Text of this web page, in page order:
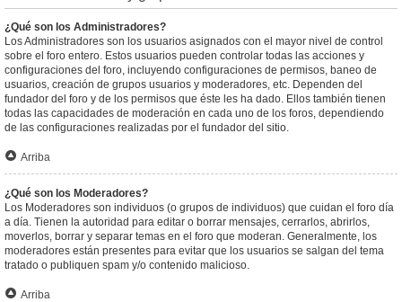
¿Qué son los Administradores?
Los Administradores son los usuarios asignados con el mayor nivel de control
sobre el foro entero. Estos usuarios pueden controlar todas las acciones y
configuraciones del foro, incluyendo configuraciones de permisos, baneo de
usuarios, creación de grupos usuarios y moderadores, etc. Dependen del
fundador del foro y de los permisos que éste les ha dado. Ellos también tienen
todas las capacidades de moderación en cada uno de los foros, dependiendo
de las configuraciones realizadas por el fundador del sitio.
Arriba
¿Qué son los Moderadores?
Los Moderadores son individuos (o grupos de individuos) que cuidan el foro día
a día. Tienen la autoridad para editar o borrar mensajes, cerrarlos, abrirlos,
moverlos, borrar y separar temas en el foro que moderan. Generalmente, los
moderadores están presentes para evitar que los usuarios se salgan del tema
tratado o publiquen spam y/o contenido malicioso.
Arriba